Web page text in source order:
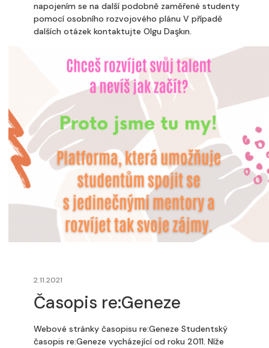
napojením se na další podobně zaměřené studenty
pomocí osobního rozvojového plánu V případě
dalších otázek kontaktujte Olgu Daşkın.
2.11.2021
Časopis re:Geneze
Webové stránky časopisu re:Geneze Studentský
časopis re:Geneze vycházející od roku 2011. Níže